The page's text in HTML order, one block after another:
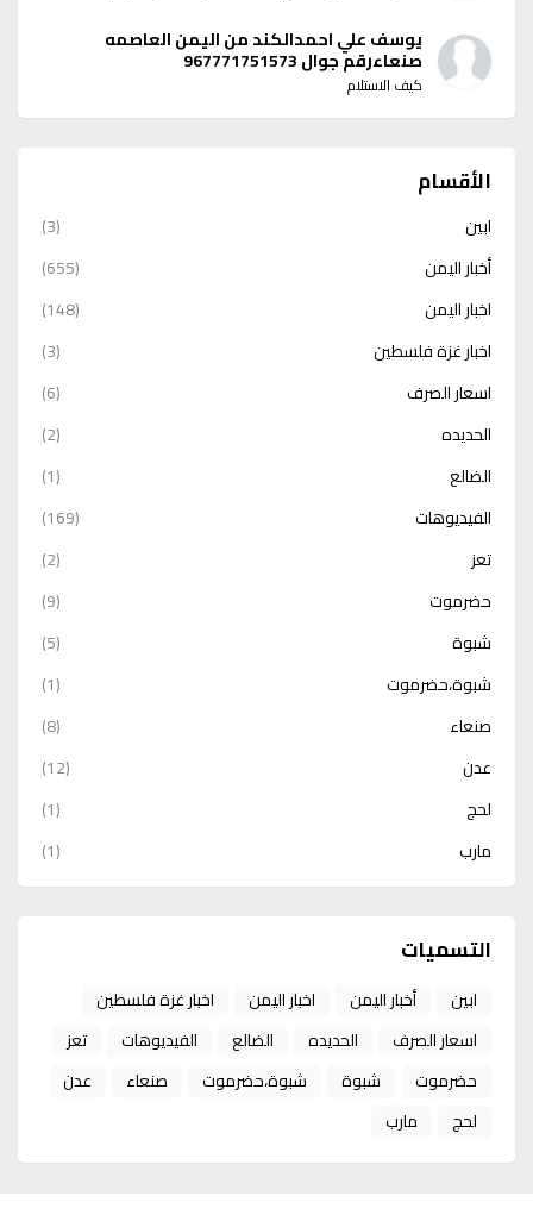
يوسف علي احمدالكند من اليمن العاصمه
صنعاءرقم جوال 967771751573
كيف الاستلام
الأقسام
ابين
(3)
أخبار اليمن
(655)
اخبار اليمن
(148)
اخبار غزة فلسطين
(3)
اسعار الصرف
(6)
الحديده
(2)
الضالع
(1)
الفيديوهات
(169)
تعز
(2)
حضرموت
(9)
شبوة
(5)
شبوة،حضرموت
(1)
صنعاء
(8)
عدن
(12)
لحج
(1)
مارب
(1)
التسميات
ابين أخبار اليمن اخبار اليمن
اخبار غزة فلسطين
اسعار الصرف
الحديده الضالع الفيديوهات
تعز
حضرموت
شبوة شبوة،حضرموت صنعاء
عدن
لحج
مارب